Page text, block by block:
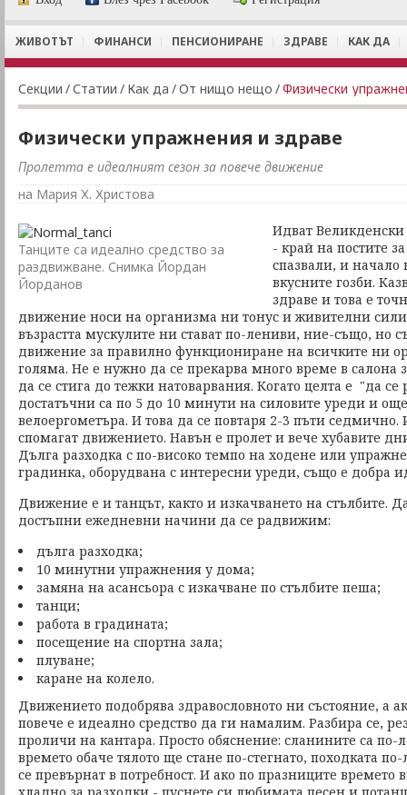
ЖИВОТЪТ ФИНАНСИ ПЕНСИОНИРАНЕ ЗДРАВЕ КАК ДА
Секции /Статии / Как да /От нищо нещо /Физически
Физически упражнения и здраве
Пролетта е идеалният сезон за повече движение
на Мария Х. Христова
Танците са идеално средство за
раздвижване. Снимка Йордан
Йорданов
Идват Великденски
- край на постите
спазвали, и
вкусните гозби.
здраве и това е
движение носи на организма ни тонус и живителни
възрастта мускулите ни стават по-лениви, ние-също, но
движение за правилно функциониране на всичките ни
голяма. Не е нужно да се прекарва много време в салона
да се стига до тежки натоварвания. Когато целта е "да
достатъчни са по 5 до 10 минути на силовите уреди и
велоергометъра. И това да се повтаря 2-3 пъти
спомагат движението. Навън е пролет и вече хубавите
Дълга разходка с по-високо темпо на ходене или
градинка, оборудвана с интересни уреди, също е добра
Движение е и танцът, както и изкачването на стълбите.
достъпни ежедневни начини да се радвижим:
дълга разходка;
10 минутни упражнения у дома;
замяна на асансьора с изкачване по стълбите пеша;
танци;
работа в градината;
посещение на спортна зала;
плуване;
каране на колело.
Движението подобрява здравословното ни състояние, а
повече е идеално средство да ги намалим. Разбира се,
проличи на кантара. Просто обяснение: сланините са по-
времето обаче тялото ще стане по-стегнато, походката
се превърнат в потребност. И ако по празниците времето